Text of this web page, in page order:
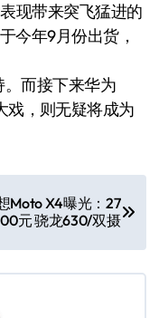
现带来突飞猛进的
今年9月份出货，
。而接下来华为
戏，则无疑将成为
Moto X4曝光：27
00元 骁龙630/双摄